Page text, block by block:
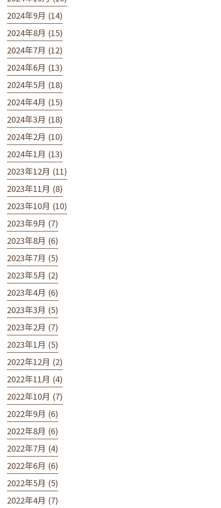
2024年9月 (14)
2024年8月 (15)
2024年7月 (12)
2024年6月 (13)
2024年5月 (18)
2024年4月 (15)
2024年3月 (18)
2024年2月 (10)
2024年1月 (13)
2023年12月 (11)
2023年11月 (8)
2023年10月 (10)
2023年9月 (7)
2023年8月 (6)
2023年7月 (5)
2023年5月 (2)
2023年4月 (6)
2023年3月 (5)
2023年2月 (7)
2023年1月 (5)
2022年12月 (2)
2022年11月 (4)
2022年10月 (7)
2022年9月 (6)
2022年8月 (6)
2022年7月 (4)
2022年6月 (6)
2022年5月 (5)
2022年4月 (7)